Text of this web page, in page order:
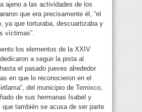
ajeno a las actividades de los
que era precisamente él, “el
ya que torturaba, descuartizaba y
víctimas”.
los elementos de la XXIV
a seguir la pista al
el pasado jueves alrededor
en que lo reconocieron en el
del municipio de Temixco,
de sus hermanas Isabel y
que también se acusa de ser parte